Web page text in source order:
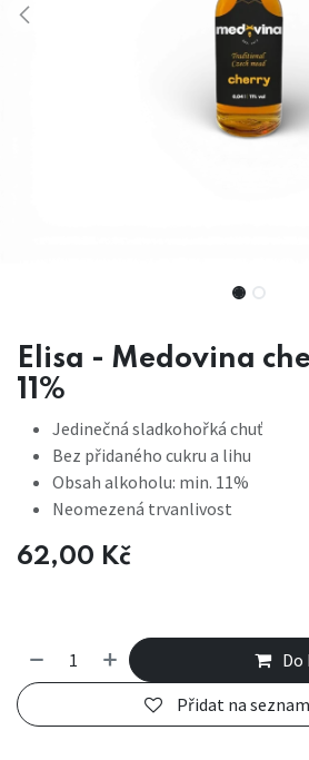
Elisa - Medovina
11%
Jedinečná sladkohořká chuť
Bez přidaného cukru a lihu
Obsah alkoholu: min. 11%
Neomezená trvanlivost
62,00 Kč
Do
Přidat na